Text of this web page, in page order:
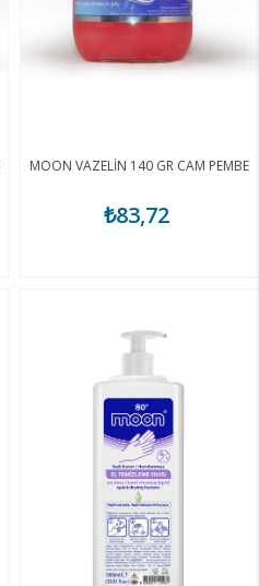
MOON VAZELİN 140 GR CAM PEMBE
₺83,72